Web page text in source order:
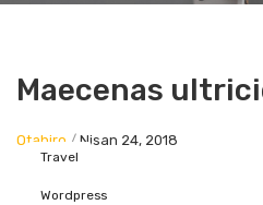
Maecenas
Otahiro / Nisan 24, 2018
Travel
Wordpress